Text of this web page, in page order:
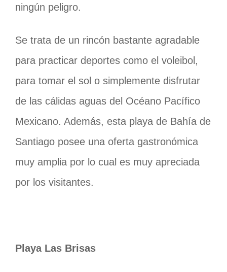
ningún peligro.
Se trata de un rincón bastante agradable
para practicar deportes como el voleibol,
para tomar el sol o simplemente disfrutar
de las cálidas aguas del Océano Pacífico
Mexicano. Además, esta playa de Bahía de
Santiago posee una oferta gastronómica
muy amplia por lo cual es muy apreciada
por los visitantes.
Playa Las Brisas